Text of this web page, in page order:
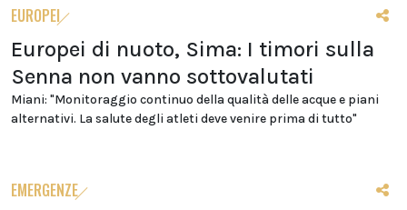
EUROPEI
Europei di nuoto, Sima: I timori sulla
Senna non vanno sottovalutati
Miani: "Monitoraggio continuo della qualità delle acque e piani
alternativi. La salute degli atleti deve venire prima di tutto"
EMERGENZE